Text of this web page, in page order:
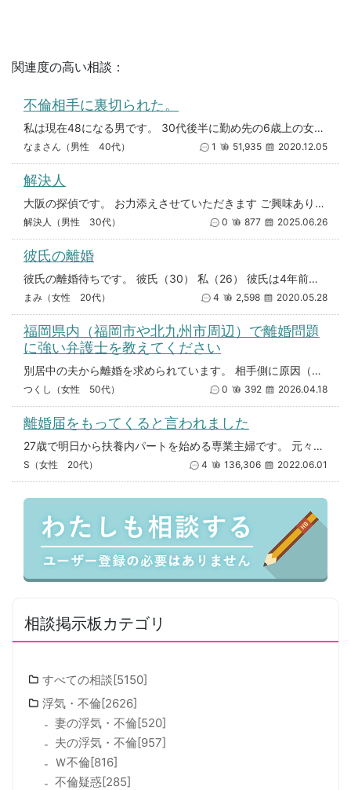
関連度の高い相談：
不倫相手に裏切られた。
私は現在48になる男です。 30代後半に勤め先の6歳上の女性に声を掛けられダブル不倫が始まりました。やがて彼女に一緒にな
なまさん（男性 40代） 1 51,935 2020.12.05
解決人
大阪の探偵です。 お力添えさせていただきます ご興味ありましたら ご気軽にお電話ください 080－3081－1430
解決人（男性 30代） 0 877 2025.06.26
彼氏の離婚
彼氏の離婚待ちです。 彼氏（30） 私（26） 彼氏は4年前に結婚し、子どもがいます。 相手の方は、子どもを授かり実家
まみ（女性 20代） 4 2,598 2020.05.28
福岡県内（福岡市や北九州市周辺）で離婚問題
に強い弁護士を教えてください
別居中の夫から離婚を求められています。 相手側に原因（不貞やDVなど）がある状況です。 こちらとしては、離婚は望んで
つくし（女性 50代） 0 392 2026.04.18
離婚届をもってくると言われました
27歳で明日から扶養内パートを始める専業主婦です。 元々男関係にだらしなく、旦那とは授かり婚でした。 結婚してからもチヤ
S（女性 20代） 4 136,306 2022.06.01
相談掲示板カテゴリ
すべての相談[5150]
浮気・不倫[2626]
妻の浮気・不倫[520]
夫の浮気・不倫[957]
Ｗ不倫[816]
不倫疑惑[285]